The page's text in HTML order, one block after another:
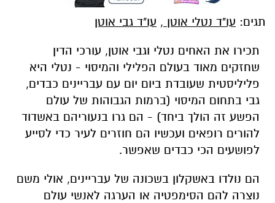
תגים: עו"ד נטלי אוטן , עו"ד גבי אוטן
תכירו את האחים נטלי וגבי אוטן, עורכי הדין
שחזקים מאוד בעולם הפלילי והמיסוי - נטלי היא
פליליסטית שעובדת ביום יום עם עבריינים כבדים,
גבי בתחום המיסוי (ברמות הגבוהות של עולם
הפשע זה הולך ביחד) - הם גרו בנעוריהם באשדוד
להורים רופאים ועכשיו הם חוזרים לעיר כדי לסייע
לפושעים הכי כבדים שאפשר.
הם נולדו באשקלון בשכונה של עבריינים, אולי משם
נוצרה להם הסימפטיה או הערגה לאנשי עולם